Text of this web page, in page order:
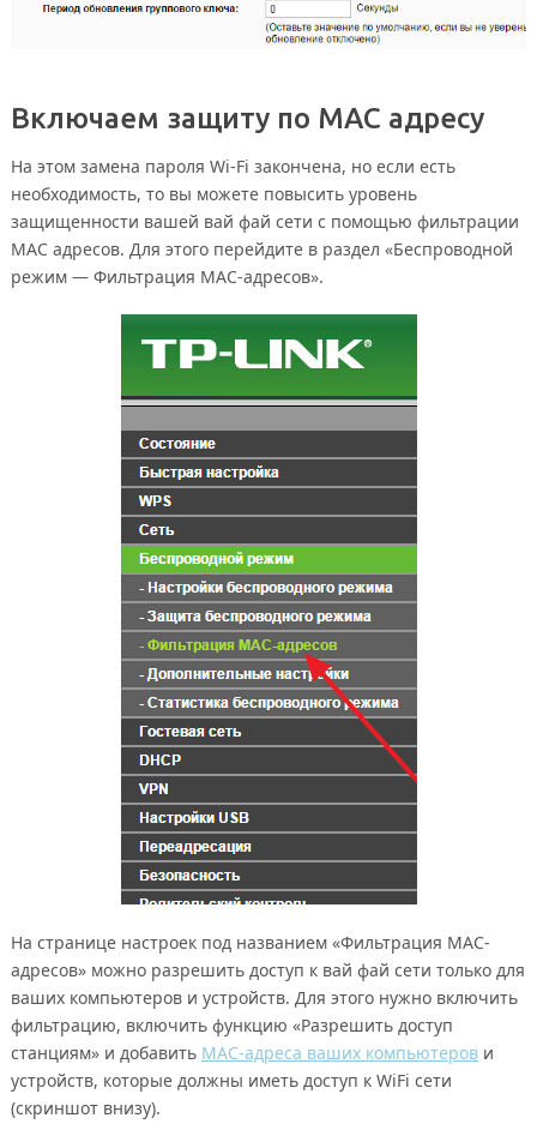
Включаем защиту по MAC адресу
На этом замена пароля Wi-Fi закончена, но если есть
необходимость, то вы можете повысить уровень
защищенности вашей вай фай сети с помощью фильтрации
MAC адресов. Для этого перейдите в раздел «Беспроводной
режим — Фильтрация MAC-адресов».
На странице настроек под названием «Фильтрация MAC-
адресов» можно разрешить доступ к вай фай сети только для
ваших компьютеров и устройств. Для этого нужно включить
фильтрацию, включить функцию «Разрешить доступ
станциям» и добавить MAC-адреса ваших компьютерови
устройств, которые должны иметь доступ к WiFi сети
(скриншот внизу).